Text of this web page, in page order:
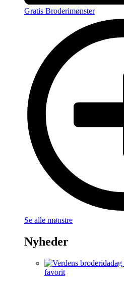
Gratis Broderimønster
Se alle mønstre
Nyheder
favorit